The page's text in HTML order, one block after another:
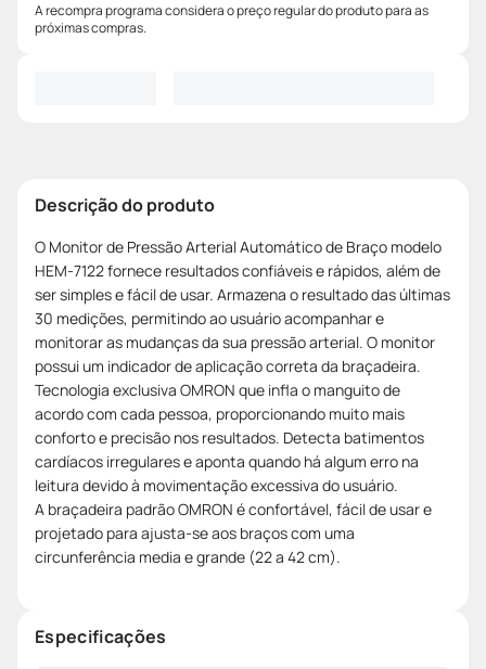
A recompra programa considera o preço regular do produto para as
próximas compras.
Descrição do produto
O Monitor de Pressão Arterial Automático de Braço modelo
HEM-7122 fornece resultados confiáveis e rápidos, além de
ser simples e fácil de usar. Armazena o resultado das últimas
30 medições, permitindo ao usuário acompanhar e
monitorar as mudanças da sua pressão arterial. O monitor
possui um indicador de aplicação correta da braçadeira.
Tecnologia exclusiva OMRON que infla o manguito de
acordo com cada pessoa, proporcionando muito mais
conforto e precisão nos resultados. Detecta batimentos
cardíacos irregulares e aponta quando há algum erro na
leitura devido à movimentação excessiva do usuário.
A braçadeira padrão OMRON é confortável, fácil de usar e
projetado para ajusta-se aos braços com uma
circunferência media e grande (22 a 42 cm).
Especificações